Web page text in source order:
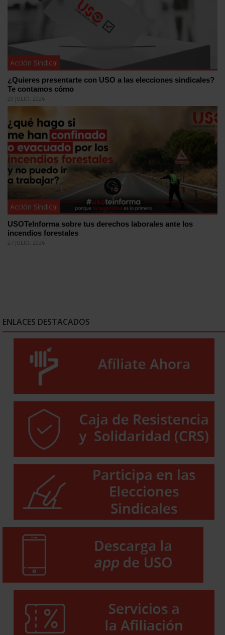
Acción Sindical
¿Quieres presentarte con USO a las elecciones sindicales?
Te contamos cómo
29 JULIO, 2026
Acción Sindical
USOTeInforma sobre tus derechos laborales ante los
incendios forestales
27 JULIO, 2026
ENLACES DESTACADOS